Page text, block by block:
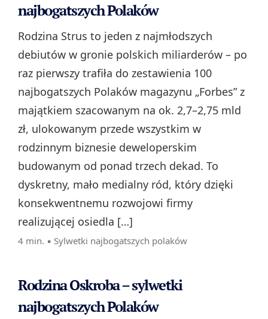
najbogatszych Polaków
Rodzina Strus to jeden z najmłodszych
debiutów w gronie polskich miliarderów – po
raz pierwszy trafiła do zestawienia 100
najbogatszych Polaków magazynu „Forbes” z
majątkiem szacowanym na ok. 2,7–2,75 mld
zł, ulokowanym przede wszystkim w
rodzinnym biznesie deweloperskim
budowanym od ponad trzech dekad. To
dyskretny, mało medialny ród, który dzięki
konsekwentnemu rozwojowi firmy
realizującej osiedla […]
4 min. ▪ Sylwetki najbogatszych polaków
Rodzina Oskroba – sylwetki
najbogatszych Polaków